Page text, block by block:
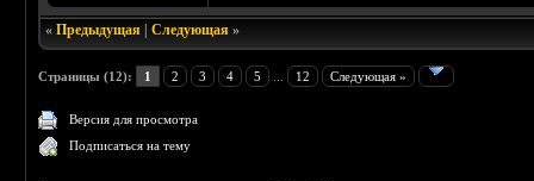
«Предыдущая |Следующая »
Страницы (12): 1 2 3 4 5 12 Следующая »
Версия для просмотра
Подписаться на тему